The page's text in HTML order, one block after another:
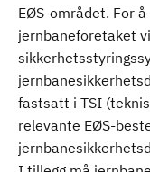
EØS-området. For
jernbaneforetaket
fastsatt i TSI
relevante EØS-